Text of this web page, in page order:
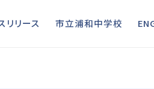
リース 市立浦和中学校
リリース 市立浦和中学校